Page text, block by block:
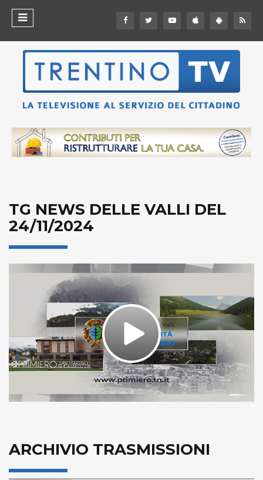
TG NEWS DELLE VALLI DEL
24/11/2024
Play
Video
ARCHIVIO TRASMISSIONI